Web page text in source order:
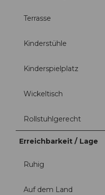
Terrasse
Kinderstühle
Kinderspielplatz
Wickeltisch
Rollstuhlgerecht
Erreichbarkeit / Lage
Ruhig
Auf dem Land